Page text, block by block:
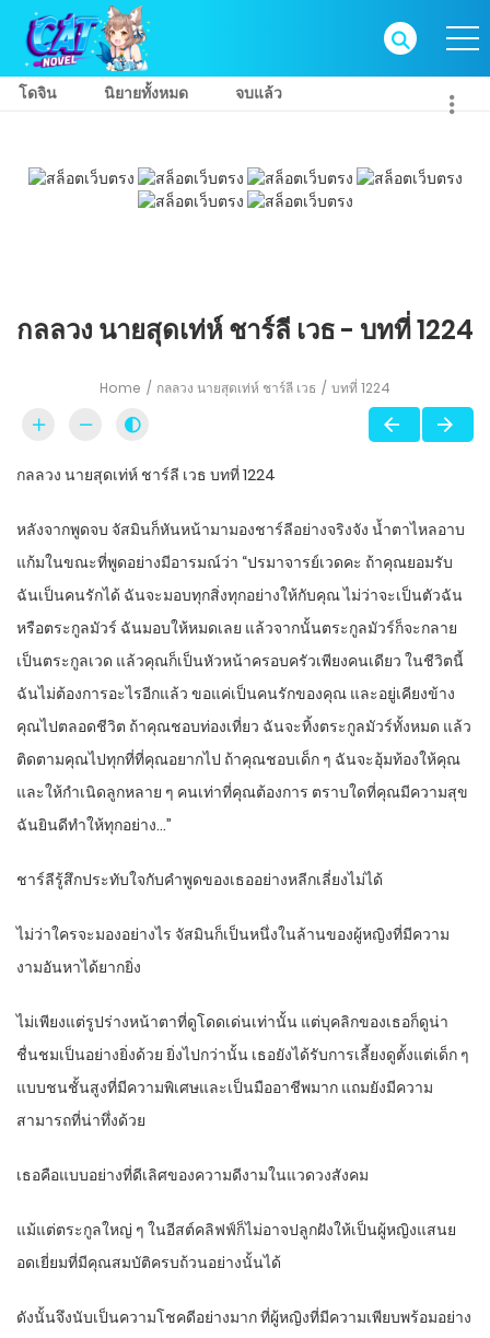
โดจิน นิยายทั้งหมด จบแล้ว
กลลวง นายสุดเท่ห์ ชาร์ลี เวธ - บทที่ 1224
Home กลลวง นายสุดเท่ห์ ชาร์ลี เวธ บทที่ 1224
กลลวง นายสุดเท่ห์ ชาร์ลี เวธ บทที่ 1224
หลังจากพูดจบ จัสมินก็หันหน้ามามองชาร์ลีอย่างจริงจัง น้ำตาไหลอาบ
แก้มในขณะที่พูดอย่างมีอารมณ์ว่า “ปรมาจารย์เวดคะ ถ้าคุณยอมรับ
ฉันเป็นคนรักได้ ฉันจะมอบทุกสิ่งทุกอย่างให้กับคุณ ไม่ว่าจะเป็นตัวฉัน
หรือตระกูลมัวร์ ฉันมอบให้หมดเลย แล้วจากนั้นตระกูลมัวร์ก็จะกลาย
เป็นตระกูลเวด แล้วคุณก็เป็นหัวหน้าครอบครัวเพียงคนเดียว ในชีวิตนี้
ฉันไม่ต้องการอะไรอีกแล้ว ขอแค่เป็นคนรักของคุณ และอยู่เคียงข้าง
คุณไปตลอดชีวิต ถ้าคุณชอบท่องเที่ยว ฉันจะทิ้งตระกูลมัวร์ทั้งหมด แล้ว
ติดตามคุณไปทุกที่ที่คุณอยากไป ถ้าคุณชอบเด็ก ๆ ฉันจะอุ้มท้องให้คุณ
และให้กำเนิดลูกหลาย ๆ คนเท่าที่คุณต้องการ ตราบใดที่คุณมีความสุข
ฉันยินดีทำให้ทุกอย่าง…”
ชาร์ลีรู้สึกประทับใจกับคำพูดของเธออย่างหลีกเลี่ยงไม่ได้
ไม่ว่าใครจะมองอย่างไร จัสมินก็เป็นหนึ่งในล้านของผู้หญิงที่มีความ
งามอันหาได้ยากยิ่ง
ไม่เพียงแต่รูปร่างหน้าตาที่ดูโดดเด่นเท่านั้น แต่บุคลิกของเธอก็ดูน่า
ชื่นชมเป็นอย่างยิ่งด้วย ยิ่งไปกว่านั้น เธอยังได้รับการเลี้ยงดูตั้งแต่เด็ก ๆ
แบบชนชั้นสูงที่มีความพิเศษและเป็นมืออาชีพมาก แถมยังมีความ
สามารถที่น่าทึ่งด้วย
เธอคือแบบอย่างที่ดีเลิศของความดีงามในแวดวงสังคม
แม้แต่ตระกูลใหญ่ ๆ ในอีสต์คลิฟฟ์ก็ไม่อาจปลูกฝังให้เป็นผู้หญิงแสนย
อดเยี่ยมที่มีคุณสมบัติครบถ้วนอย่างนั้นได้
ดังนั้นจึงนับเป็นความโชคดีอย่างมาก ที่ผู้หญิงที่มีความเพียบพร้อมอย่าง